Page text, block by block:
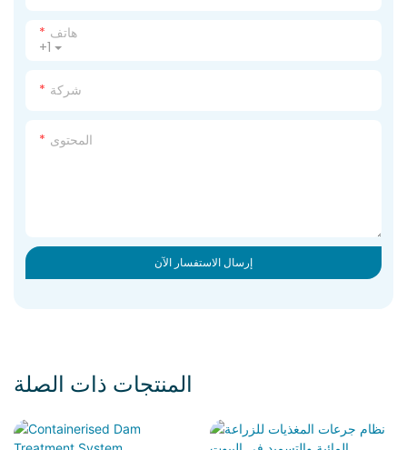
+1
هاتف
شركة
المحتوى
إرسال الاستفسار الآن
المنتجات ذات الصلة